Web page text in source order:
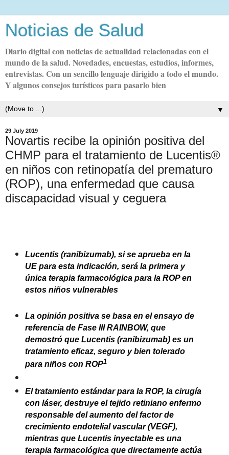
Noticias de Salud
Diario digital con noticias de actualidad relacionadas con el
mundo de la salud. Novedades, encuestas, estudios, informes,
entrevistas. Con un sencillo lenguaje dirigido a todo el mundo.
Y algunos consejos turísticos para pasarlo bien
▼
29 July 2019
Novartis recibe la opinión positiva del
CHMP para el tratamiento de Lucentis®
en niños con retinopatía del prematuro
(ROP), una enfermedad que causa
discapacidad visual y ceguera
Lucentis (ranibizumab), si se aprueba en la
UE para esta indicación, será la primera y
única terapia farmacológica para la ROP en
estos niños vulnerables
La opinión positiva se basa en el ensayo de
referencia de Fase III RAINBOW, que
demostró que Lucentis (ranibizumab) es un
tratamiento eficaz, seguro y bien tolerado
para niños conROP1
El tratamiento estándar para la ROP, la cirugía
con láser, destruye el tejido retiniano enfermo
responsable del aumento del factor de
crecimiento endotelial vascular (VEGF),
mientras que Lucentis inyectable es una
terapia farmacológica que directamente actúa